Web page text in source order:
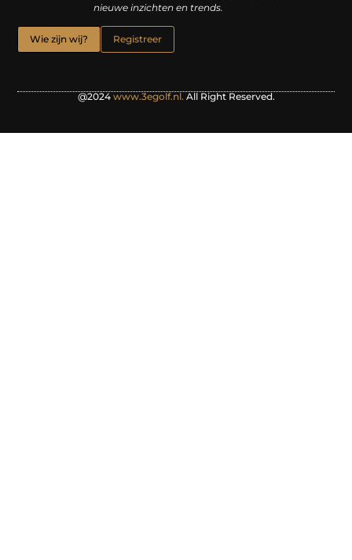
nieuwe inzichten en trends.
Wie zijn wij? Registreer
@2024www.3egolf.nl.All Right Reserved.